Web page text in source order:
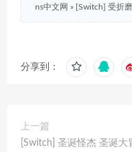
ns中文网 » [Switch] 受折
分享到：
上一篇
[Switch] 圣诞怪杰 圣诞大